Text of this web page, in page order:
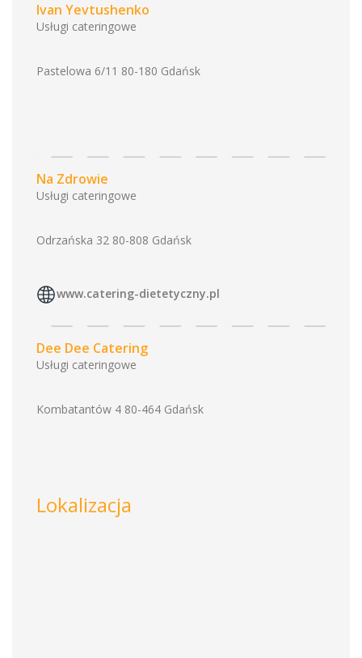
Ivan Yevtushenko
Usługi cateringowe
Pastelowa 6/11 80-180 Gdańsk
Na Zdrowie
Usługi cateringowe
Odrzańska 32 80-808 Gdańsk
www.catering-dietetyczny.pl
Dee Dee Catering
Usługi cateringowe
Kombatantów 4 80-464 Gdańsk
Lokalizacja